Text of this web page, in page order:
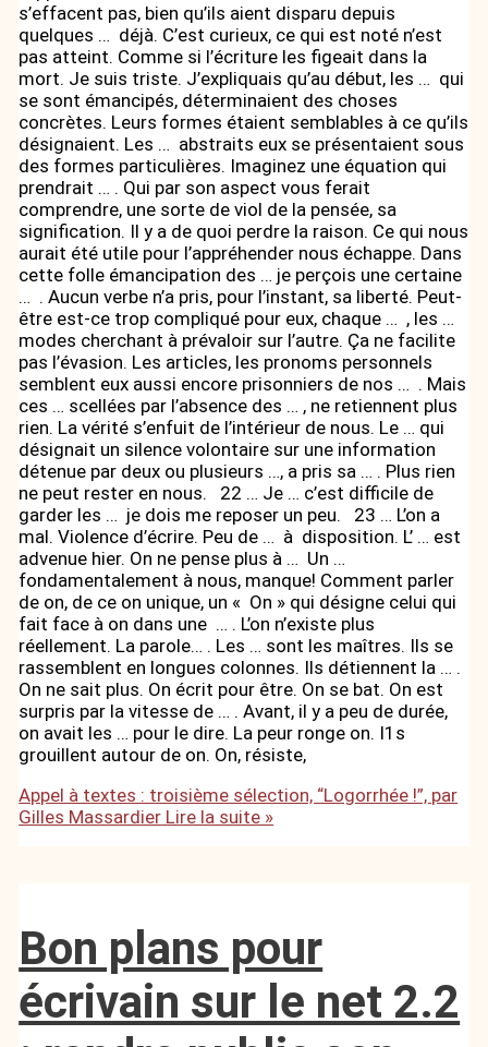
s’effacent pas, bien qu’ils aient disparu depuis
quelques … déjà. C’est curieux, ce qui est noté n’est
pas atteint. Comme si l’écriture les figeait dans la
mort. Je suis triste. J’expliquais qu’au début, les … qui
se sont émancipés, déterminaient des choses
concrètes. Leurs formes étaient semblables à ce qu’ils
désignaient. Les … abstraits eux se présentaient sous
des formes particulières. Imaginez une équation qui
prendrait … . Qui par son aspect vous ferait
comprendre, une sorte de viol de la pensée, sa
signification. Il y a de quoi perdre la raison. Ce qui nous
aurait été utile pour l’appréhender nous échappe. Dans
cette folle émancipation des … je perçois une certaine
… . Aucun verbe n’a pris, pour l’instant, sa liberté. Peut-
être est-ce trop compliqué pour eux, chaque … , les …
modes cherchant à prévaloir sur l’autre. Ça ne facilite
pas l’évasion. Les articles, les pronoms personnels
semblent eux aussi encore prisonniers de nos … . Mais
ces … scellées par l’absence des … , ne retiennent plus
rien. La vérité s’enfuit de l’intérieur de nous. Le … qui
désignait un silence volontaire sur une information
détenue par deux ou plusieurs …, a pris sa … . Plus rien
ne peut rester en nous. 22 … Je … c’est difficile de
garder les … je dois me reposer un peu. 23 … L’on a
mal. Violence d’écrire. Peu de … à disposition. L’ … est
advenue hier. On ne pense plus à … Un …
fondamentalement à nous, manque! Comment parler
de on, de ce on unique, un « On » qui désigne celui qui
fait face à on dans une … . L’on n’existe plus
réellement. La parole… . Les … sont les maîtres. Ils se
rassemblent en longues colonnes. Ils détiennent la … .
On ne sait plus. On écrit pour être. On se bat. On est
surpris par la vitesse de … . Avant, il y a peu de durée,
on avait les … pour le dire. La peur ronge on. I1s
grouillent autour de on. On, résiste,
Appel à textes : troisième sélection, “Logorrhée !”, par
Gilles Massardier Lire la suite »
Bon plans pour
écrivain sur le net 2.2